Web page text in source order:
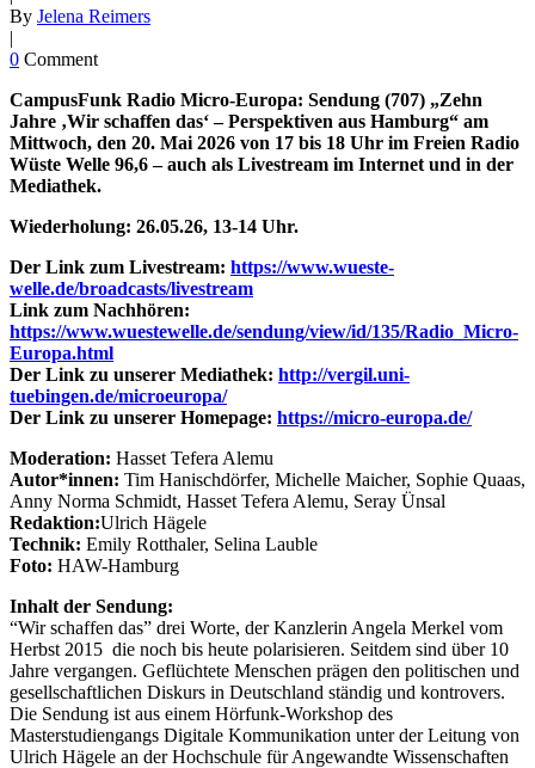
By Jelena Reimers
|
0 Comment
CampusFunk Radio Micro-Europa: Sendung (707) „Zehn
Jahre ‚Wir schaffen das‘ – Perspektiven aus Hamburg“ am
Mittwoch, den 20. Mai 2026 von 17 bis 18 Uhr im Freien Radio
Wüste Welle 96,6 – auch als Livestream im Internet und in der
Mediathek.
Wiederholung: 26.05.26, 13-14 Uhr.
Der Link zum Livestream: https://www.wueste-
welle.de/broadcasts/livestream
Link zum Nachhören:
https://www.wuestewelle.de/sendung/view/id/135/Radio_Micro-
Europa.html
Der Link zu unserer Mediathek: http://vergil.uni-
tuebingen.de/microeuropa/
Der Link zu unserer Homepage: https://micro-europa.de/
Moderation: Hasset Tefera Alemu
Autor*innen: Tim Hanischdörfer, Michelle Maicher, Sophie Quaas,
Anny Norma Schmidt, Hasset Tefera Alemu, Seray Ünsal
Redaktion:Ulrich Hägele
Technik: Emily Rotthaler, Selina Lauble
Foto: HAW-Hamburg
Inhalt der Sendung:
“Wir schaffen das” drei Worte, der Kanzlerin Angela Merkel vom
Herbst 2015 die noch bis heute polarisieren. Seitdem sind über 10
Jahre vergangen. Geflüchtete Menschen prägen den politischen und
gesellschaftlichen Diskurs in Deutschland ständig und kontrovers.
Die Sendung ist aus einem Hörfunk-Workshop des
Masterstudiengangs Digitale Kommunikation unter der Leitung von
Ulrich Hägele an der Hochschule für Angewandte Wissenschaften